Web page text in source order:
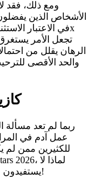
الأشخاص الذين
تجعل الأمر
الرهان يقلل من
ربما لم تعد
عمل آدم في
للكثيرين ممن
يستفيدون من عرض اختيار بدون تكلفة على العمليات؟!